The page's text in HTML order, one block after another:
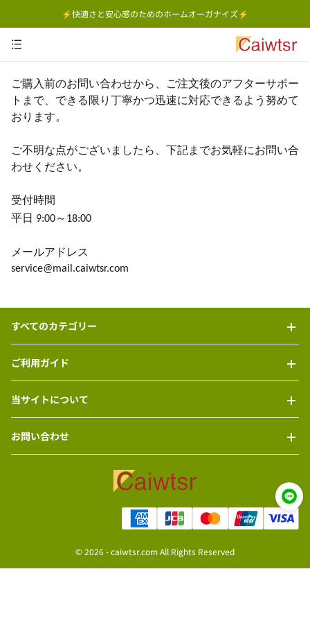
⚡快適さと安心感のためのホームオーガナイズ⚡
ご購入前のお問い合わせから、ご注文後のアフターサポー
トまで、できる限り丁寧かつ迅速に対応できるよう努めて
おります。
ご不明な点がございましたら、下記までお気軽にお問い合
わせください。
受付時間
平日 9:00～ 18:00
メールアドレス
service@mail.caiwtsr.com
すべてのカテゴリー
ご利用ガイド
当サイトについて
お問い合わせ
© 2026 -caiwtsr.comAll Rights Reserved